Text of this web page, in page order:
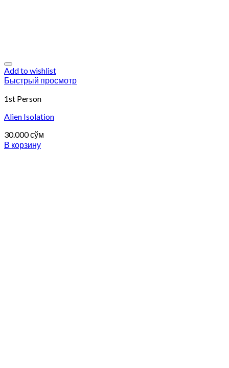
Add to wishlist
Быстрый просмотр
1st Person
Alien Isolation
30.000сўм
В корзину